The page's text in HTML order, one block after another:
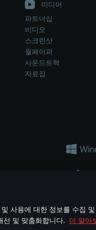
사용에 대한 정보를 수집
선 및 맞춤화합니다. 더 알아
미디어
파트너십
비디오
스크린샷
월페이퍼
사운드트랙
자료집
나 차량을 묘사하는 것은 무
trademarks, logos and brand
이용 약관